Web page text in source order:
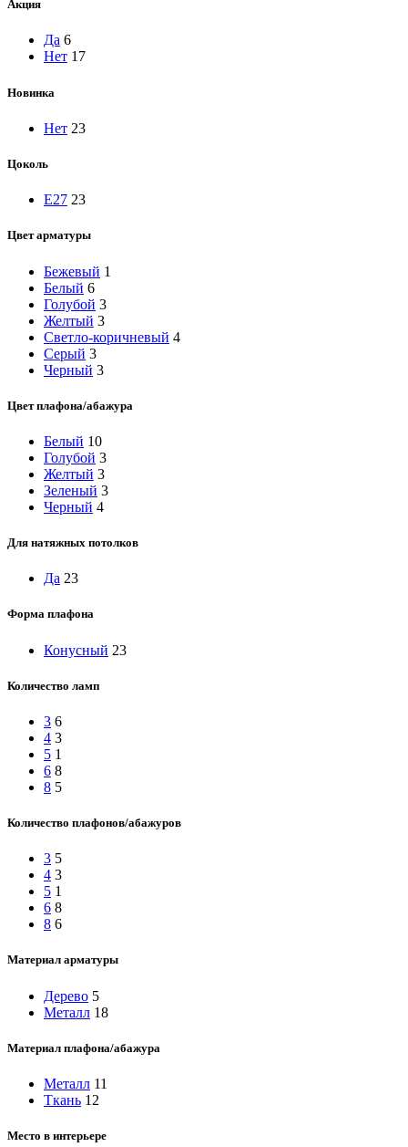
Акция
Да 6
Нет 17
Новинка
Нет 23
Цоколь
E27 23
Цвет арматуры
Бежевый 1
Белый 6
Голубой 3
Желтый 3
Светло-коричневый 4
Серый 3
Черный 3
Цвет плафона/абажура
Белый 10
Голубой 3
Желтый 3
Зеленый 3
Черный 4
Для натяжных потолков
Да 23
Форма плафона
Конусный 23
Количество ламп
3 6
4 3
5 1
6 8
8 5
Количество плафонов/абажуров
3 5
4 3
5 1
6 8
8 6
Материал арматуры
Дерево 5
Металл 18
Материал плафона/абажура
Металл 11
Ткань 12
Место в интерьере